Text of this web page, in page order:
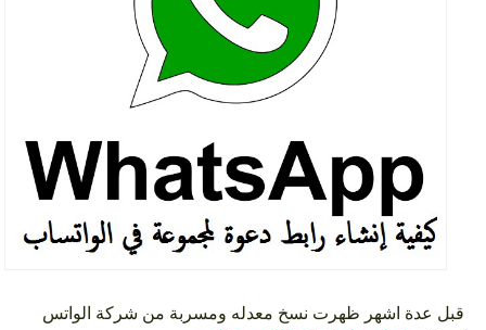
قبل عدة اشهر ظهرت نسخ معدله ومسربة من شركة الواتس